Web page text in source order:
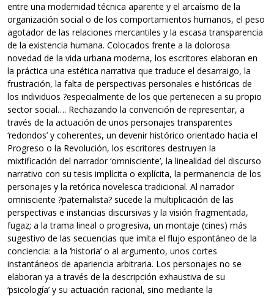
entre una modernidad técnica aparente y el arcaísmo de la
organización social o de los comportamientos humanos, el peso
agotador de las relaciones mercantiles y la escasa transparencia
de la existencia humana. Colocados frente a la dolorosa
novedad de la vida urbana moderna, los escritores elaboran en
la práctica una estética narrativa que traduce el desarraigo, la
frustración, la falta de perspectivas personales e históricas de
los individuos ?especialmente de los que pertenecen a su propio
sector social…. Rechazando la convención de representar, a
través de la actuación de unos personajes transparentes
‘redondos’ y coherentes, un devenir histórico orientado hacia el
Progreso o la Revolución, los escritores destruyen la
mixtificación del narrador ‘omnisciente’, la linealidad del discurso
narrativo con su tesis implícita o explícita, la permanencia de los
personajes y la retórica novelesca tradicional. Al narrador
omnisciente ?paternalista? sucede la multiplicación de las
perspectivas e instancias discursivas y la visión fragmentada,
fugaz; a la trama lineal o progresiva, un montaje (cines) más
sugestivo de las secuencias que imita el flujo espontáneo de la
conciencia: a la ‘historia’ o al argumento, unos cortes
instantáneos de apariencia arbitraria. Los personajes no se
elaboran ya a través de la descripción exhaustiva de su
‘psicología’ y su actuación racional, sino mediante la